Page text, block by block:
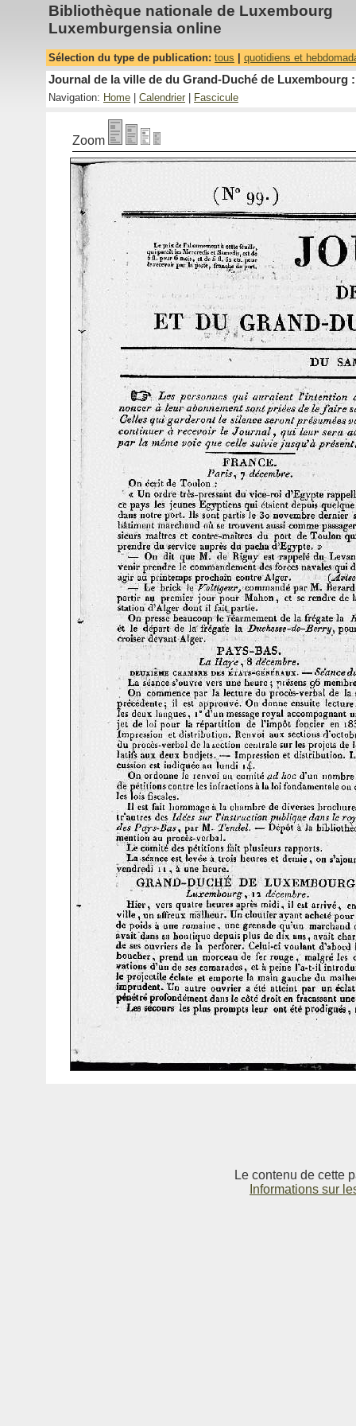
Bibliothèque nationale de Luxembourg
Luxemburgensia online
Sélection du type de publication: tous quotidiens et
Journal de la ville de du Grand-Duché de Luxembourg
Navigation: Home Calendrier Fascicule
Zoom
Le contenu de cette
Informations sur